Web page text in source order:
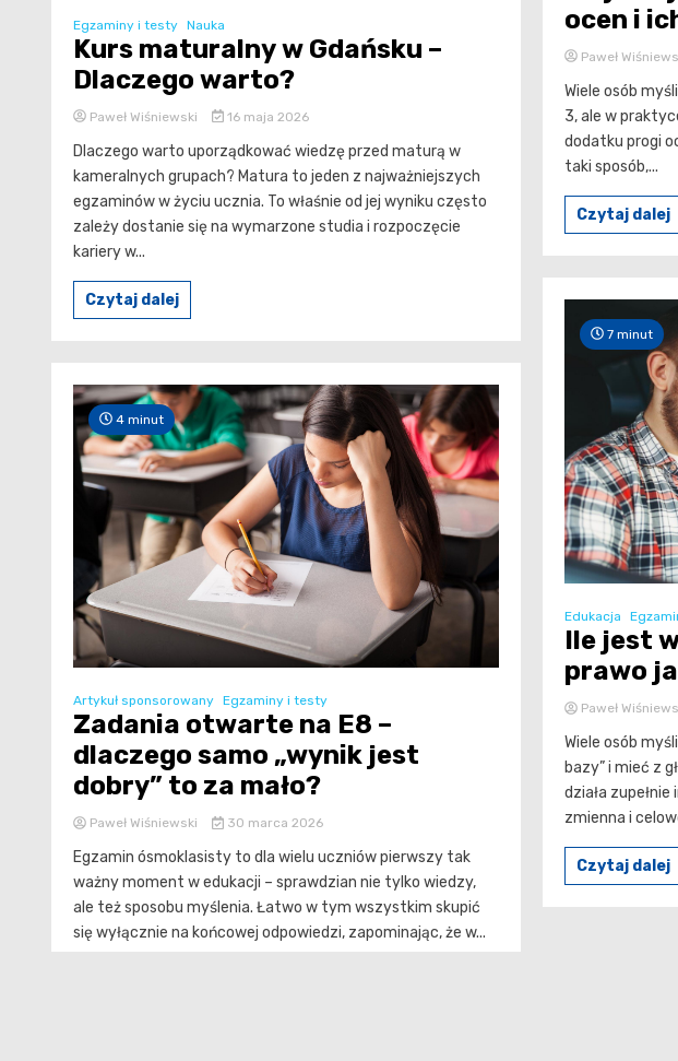
Egzaminy i testy Nauka
Kurs maturalny w Gdańsku –
Dlaczego warto?
Paweł Wiśniewski 16 maja 2026
Dlaczego warto uporządkować wiedzę przed maturą w
kameralnych grupach? Matura to jeden z najważniejszych
egzaminów w życiu ucznia. To właśnie od jej wyniku często
zależy dostanie się na wymarzone studia i rozpoczęcie
kariery w...
Czytaj dalej
4 minut
Artykuł sponsorowany Egzaminy i testy
Zadania otwarte na E8 –
dlaczego samo „wynik jest
dobry” to za mało?
Paweł Wiśniewski 30 marca 2026
Egzamin ósmoklasisty to dla wielu uczniów pierwszy tak
ważny moment w edukacji – sprawdzian nie tylko wiedzy,
ale też sposobu myślenia. Łatwo w tym wszystkim skupić
się wyłącznie na końcowej odpowiedzi, zapominając, że w...
ocen i
Paweł
Wiele osób
3, ale w
dodatku progi
taki sposób,...
Czytaj dalej
7 minut
Edukacja
Ile jest
prawo
Paweł
Wiele osób
bazy” i mieć z
działa
zmienna i
Czytaj dalej